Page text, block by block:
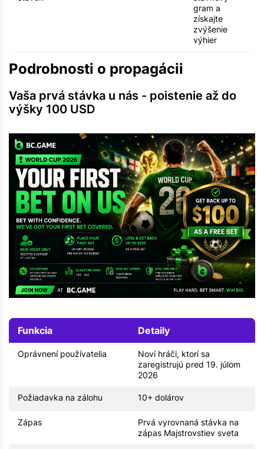
gram a
získajte
zvýšenie
výhier
Podrobnosti o propagácii
Vaša prvá stávka u nás - poistenie až do
výšky 100 USD
Funkcia Detaily
Oprávnení používatelia
Noví hráči, ktorí sa
zaregistrujú pred 19. júlom
2026
Požiadavka na zálohu 10+ dolárov
Zápas
Prvá vyrovnaná stávka na
zápas Majstrovstiev sveta